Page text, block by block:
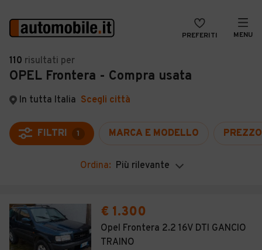
PREFERITI MENU
Auto
Auto usate
Auto Km 0
Auto Nuove
Noleggio a lungo termine
Moto
Camper
VENDI
MAGAZINE
ACCEDI
110 risultati per
OPEL Frontera - Compra usata
In tutta Italia Scegli città
FILTRI 1 MARCA E MODELLO PREZZO
Ordina: Più rilevante
€ 1.300
Opel Frontera 2.2 16V DTI GANCIO
TRAINO